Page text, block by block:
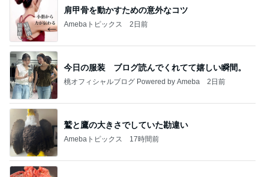
肩甲骨を動かすための意外なコツ
Amebaトピックス 2日前
今日の服装 ブログ読んでくれてて嬉しい瞬間。
桃オフィシャルブログ Powered by Ameba 2日前
鷲と鷹の大きさでしていた勘違い
Amebaトピックス 17時間前